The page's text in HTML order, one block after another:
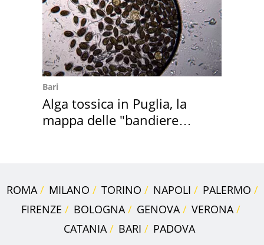
Bari
Alga tossica in Puglia, la
mappa delle "bandiere
ROMA MILANO TORINO NAPOLI
PALERMO
FIRENZE
BOLOGNA GENOVA
VERONA
CATANIA
BARI PADOVA